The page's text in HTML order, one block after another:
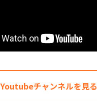
Youtubeチャンネルを見る